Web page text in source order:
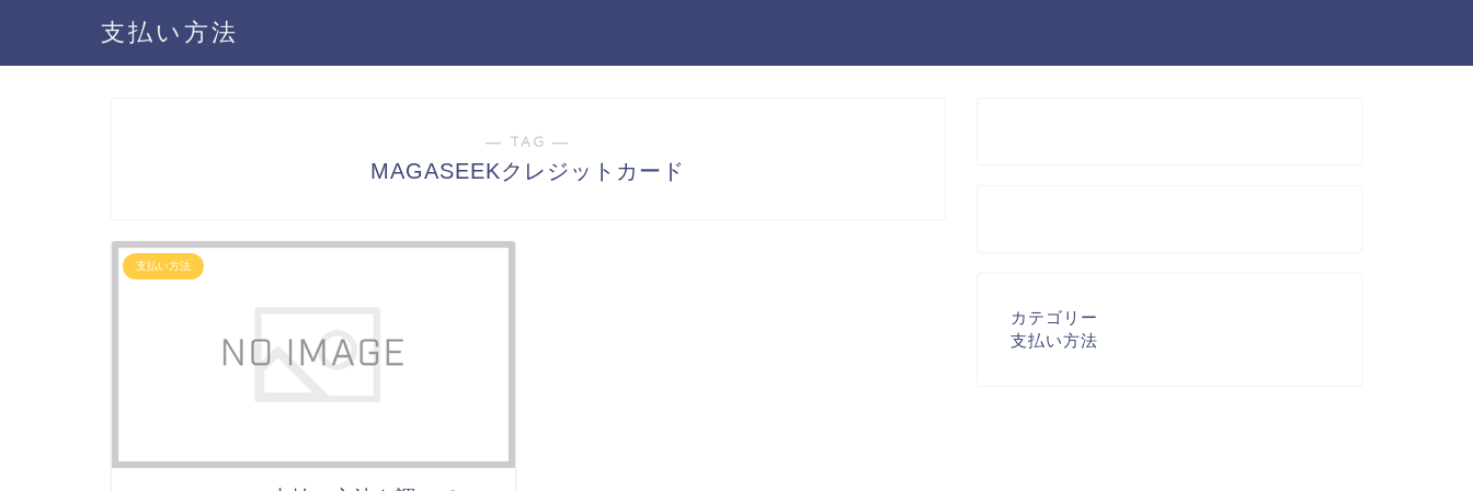
支払い方法
― TAG ―
MAGASEEKクレジットカード
支払い方法
カテゴリー
支払い方法